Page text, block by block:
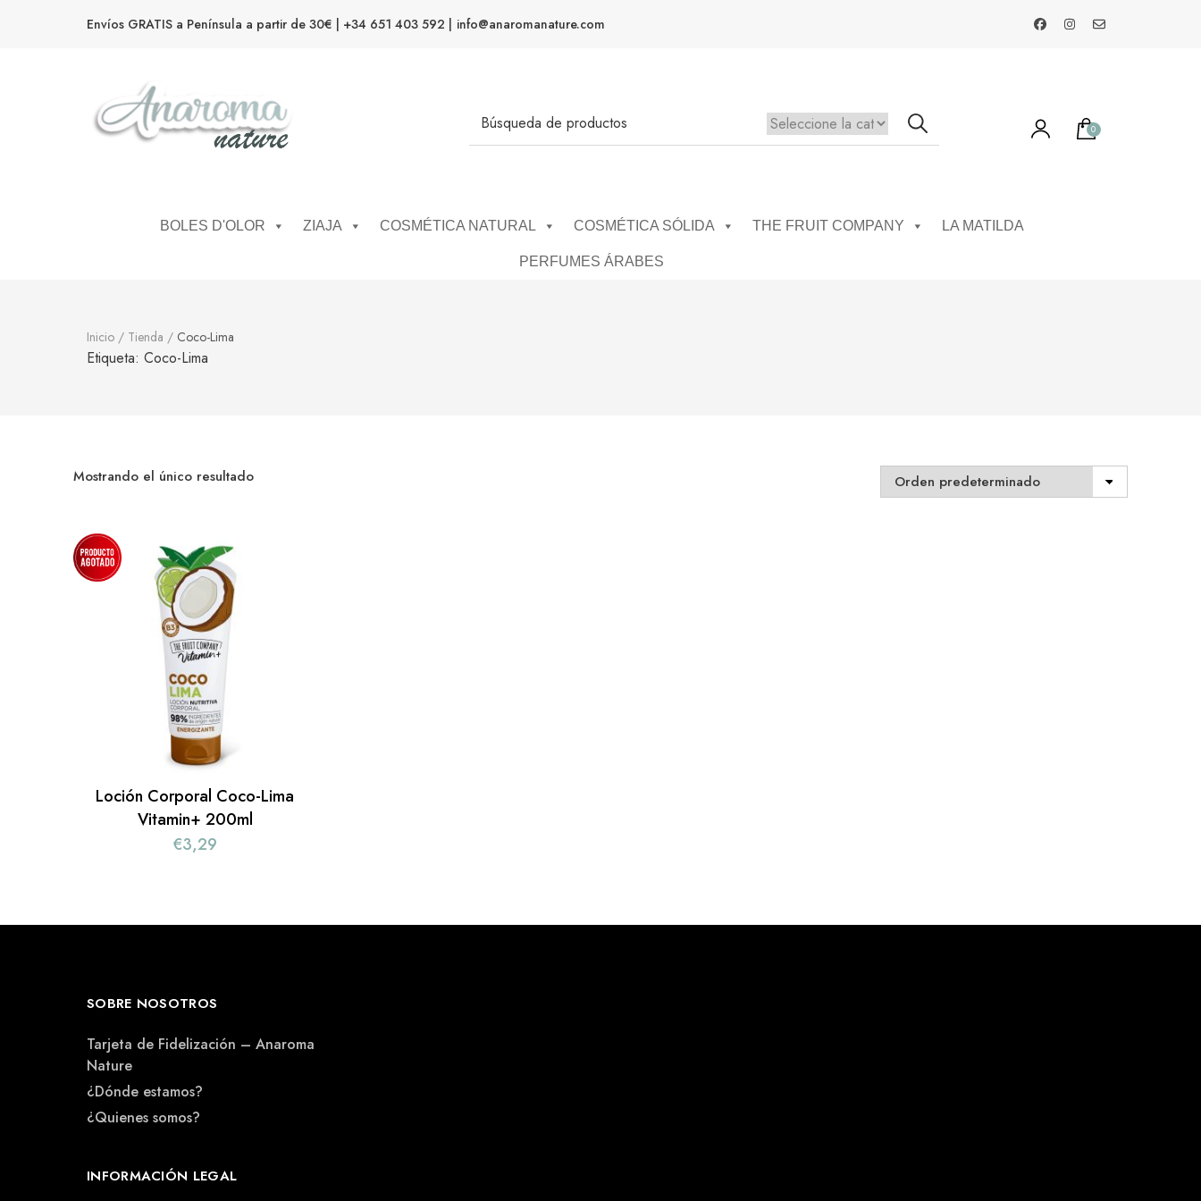
Envíos GRATIS a Península a partir de 30€ | +34 651 403 592 | info@anaromanature.com
0
BOLES D'OLOR ZIAJA COSMÉTICA NATURAL COSMÉTICA SÓLIDA THE FRUIT COMPANY LA MATILDA
PERFUMES ÁRABES
Inicio / Tienda / Coco-Lima
Etiqueta: Coco-Lima
Mostrando el único resultado
Loción Corporal Coco-Lima
Vitamin+ 200ml
€3,29
SOBRE NOSOTROS
Tarjeta de Fidelización – Anaroma
Nature
¿Dónde estamos?
¿Quienes somos?
INFORMACIÓN LEGAL